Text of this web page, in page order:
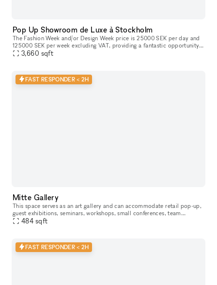
Pop Up Showroom de Luxe à Stockholm
The Fashion Week and/or Design Week price is 25000 SEK per day and
125000 SEK per week excluding VAT, providing a fantastic opportunity
for showcasing your products in a prime location. This adaptabl
3,660 sqft
FAST RESPONDER < 2H
Mitte Gallery
This space serves as an art gallery and can accommodate retail pop-up,
guest exhibitions​,​​ seminars​,​ workshops​,​ small conferences​,​ team
meetings and gatherings of smaller groups during non-ex
484 sqft
FAST RESPONDER < 2H